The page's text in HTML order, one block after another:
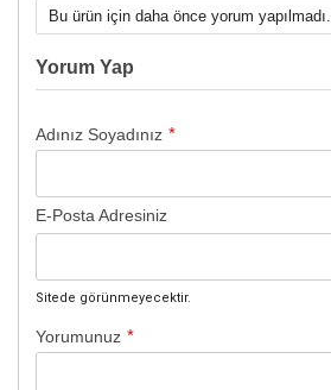
Bu ürün için daha önce yorum yapılmadı.
Yorum Yap
Adınız Soyadınız *
E-Posta Adresiniz
Sitede görünmeyecektir.
Yorumunuz *